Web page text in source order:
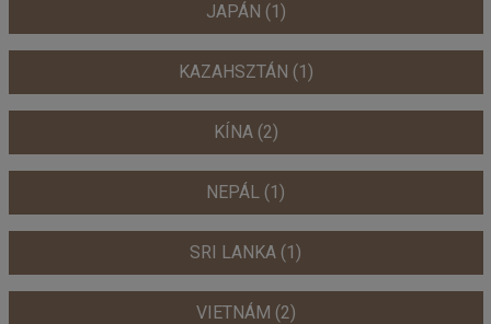
JAPÁN (1)
KAZAHSZTÁN (1)
KÍNA (2)
NEPÁL (1)
SRI LANKA (1)
VIETNÁM (2)